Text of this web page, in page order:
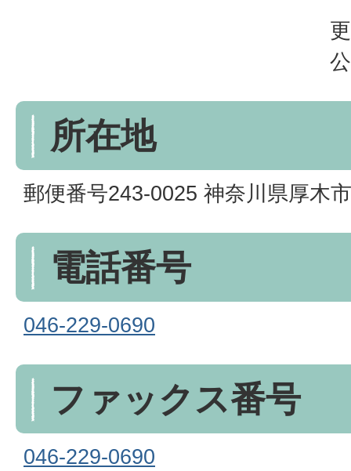
所在地
郵便番号243-0025 神奈川県厚木
電話番号
046-229-0690
ファックス番号
046-229-0690